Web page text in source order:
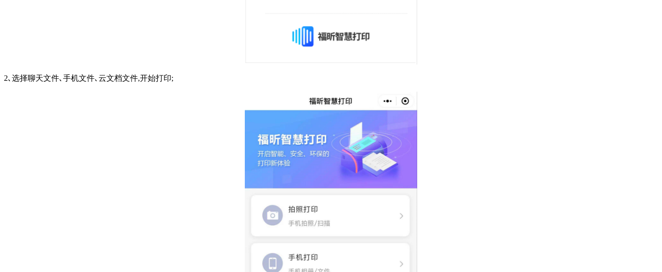
2､选择聊天文件､手机文件､云文档文件,开始打印;